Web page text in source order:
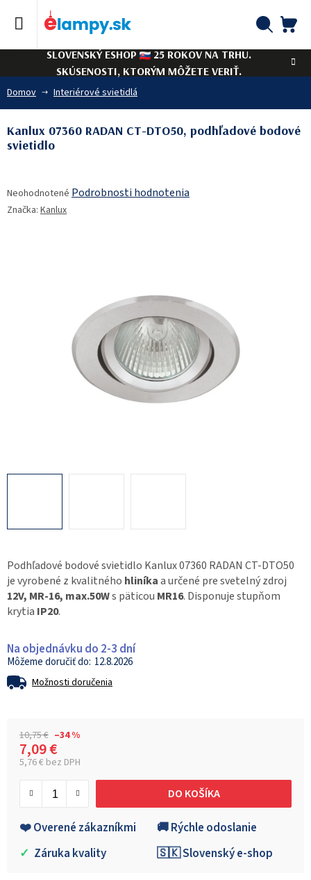
SLOVENSKÝ ESHOP
25 ROKOV NA TRHU.
SKÚSENOSTI, KTORÝM MÔŽETE VERIŤ.
Domov Interiérové svietidlá
Podhľadové bodové svietidlo Kanlux 07360 RADAN CT-DTO50
je vyrobené z kvalitného hliníkaa určené pre svetelný zdroj
12V, MR-16, max.50Ws päticou MR16. Disponuje stupňom
krytia IP20.
Na objednávku do 2-3 dní
12.8.2026
Možnosti doručenia
10,75 € –34 %
7,09 €
5,76 € bez DPH
DO KOŠÍKA
❤️ Overené zákazníkmi
🚚 Rýchle odoslanie
✓ Záruka kvality 🇸🇰 Slovenský e-shop
Kanlux 07360 RADAN CT-DTO50, podhľadové bodové
svietidlo
hodnotenie
produktu
Neohodnotené Podrobnosti hodnotenia
Značka: Kanlux